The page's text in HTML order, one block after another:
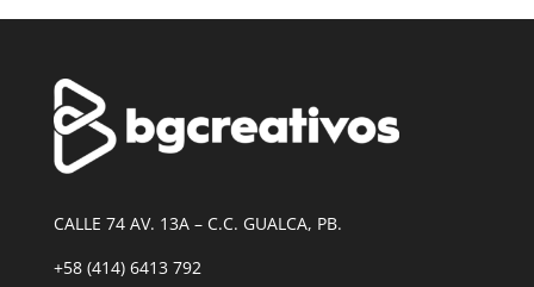
CALLE 74 AV. 13A – C.C. GUALCA, PB.
+58 (414) 6413 792